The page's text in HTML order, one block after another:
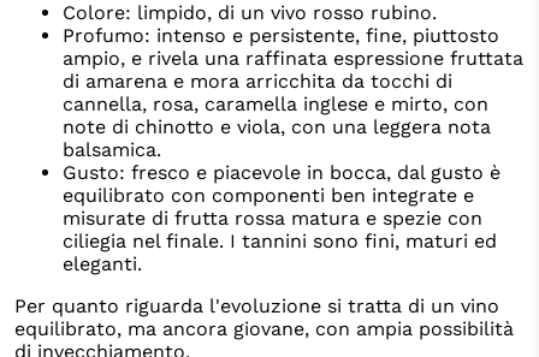
Colore: limpido, di un vivo rosso rubino.
Profumo: intenso e persistente, fine, piuttosto
ampio, e rivela una raffinata espressione fruttata
di amarena e mora arricchita da tocchi di
cannella, rosa, caramella inglese e mirto, con
note di chinotto e viola, con una leggera nota
balsamica.
Gusto: fresco e piacevole in bocca, dal gusto è
equilibrato con componenti ben integrate e
misurate di frutta rossa matura e spezie con
ciliegia nel finale. I tannini sono fini, maturi ed
eleganti.
Per quanto riguarda l'evoluzione si tratta di un vino
equilibrato, ma ancora giovane, con ampia possibilità
di invecchiamento.